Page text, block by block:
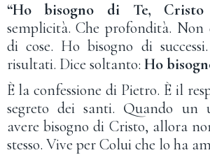
“Ho bisogno di Te,
semplicità. Che profondità. Non
di cose. Ho bisogno di
risultati. Dice soltanto: Ho
È la confessione di Pietro. È il
segreto dei santi. Quando un
avere bisogno di Cristo, allora
stesso. Vive per Colui che lo ha